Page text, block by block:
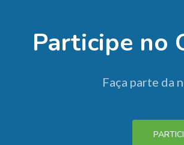
Participe no
Faça parte da